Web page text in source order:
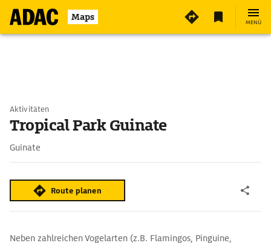
Maps MENÜ
Aktivitäten
Tropical Park Guinate
Guinate
Route planen
Neben zahlreichen Vogelarten (z.B. Flamingos, Pinguine,